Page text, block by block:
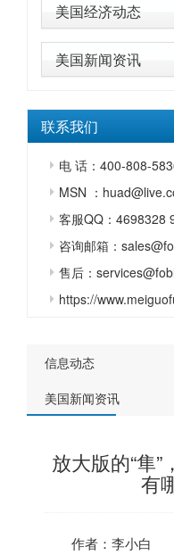
美国经济动态
美国新闻资讯
联系我们
电 话：400-808-
MSN ：
客服QQ：4698328
咨询邮箱：
售后：
https://
信息动态
美国新闻资讯
放大版的“隼
有
作者：李小白